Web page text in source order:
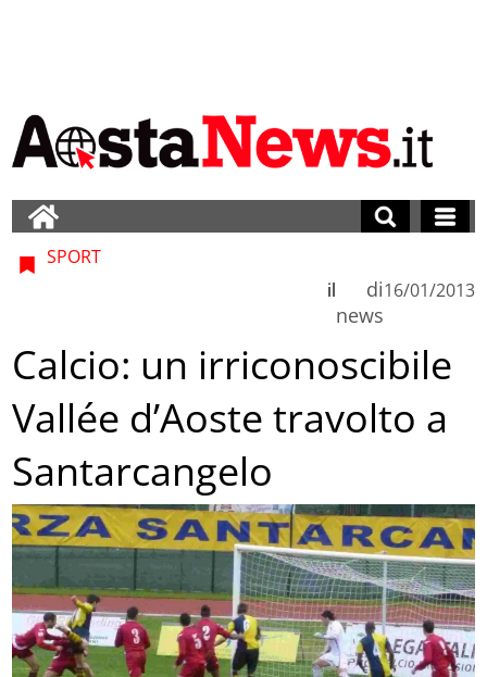
SPORT
di
news
il 16/01/2013
Calcio: un irriconoscibile
Vallée d’Aoste travolto a
Santarcangelo